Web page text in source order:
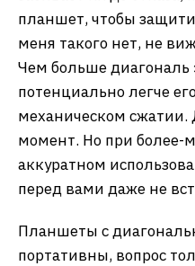
планшет, чтобы
меня такого нет, не
Чем больше диагональ
потенциально легче
механическом сжатии.
момент. Но при более-
аккуратном
перед вами даже не
Планшеты с
портативны, вопрос